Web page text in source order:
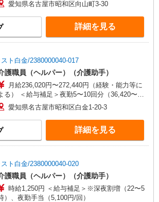
愛知県名古屋市昭和区向山町3-30
詳細を見る
ト白金/2380000040-017
護職員（ヘルパー）（介護助手）
月給236,020円〜272,440円（経験・能力等に
給与補足＞夜勤5〜10回分（36,420〜
円）含む。※夜勤1回あたり7,284円（深夜
増＋夜勤手当）
愛知県名古屋市昭和区白金1-20-3
詳細を見る
ト白金/2380000040-020
護職員（ヘルパー）（介護助手）
時給1,250円 ＜給与補足＞※深夜割増（22〜5
）、夜勤手当（5,100円/回）